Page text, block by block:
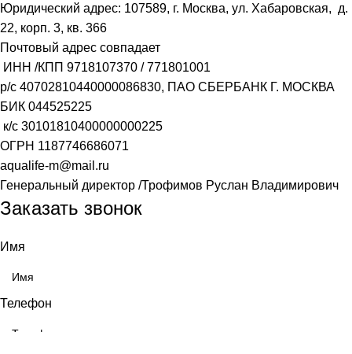
Юридический адрес: 107589, г. Москва, ул. Хабаровская, д.
22, корп. 3, кв. 366
Почтовый адрес совпадает
ИНН /КПП 9718107370 /771801001
р/с 40702810440000086830, ПАО СБЕРБАНК Г. МОСКВА
БИК 044525225
к/с 30101810400000000225
ОГРН 1187746686071
aqualife-m@mail.ru
Генеральный директор /Трофимов Руслан Владимирович
Заказать звонок
Имя
Телефон